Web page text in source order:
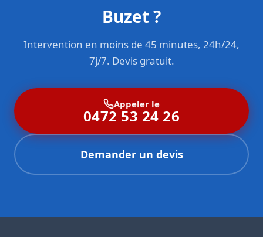
Buzet ?
Intervention en moins de 45 minutes, 24h/24,
7j/7. Devis gratuit.
Appeler le
0472 53 24 26
Demander un devis